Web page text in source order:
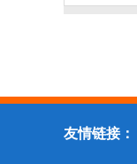
友情链接：